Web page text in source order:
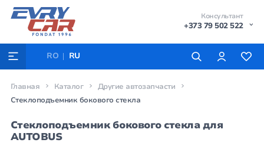
Консультант
+373 79 502 522
RO RU
Главная Каталог
Другие автозапчасти
Стеклоподъемник бокового стекла
Стеклоподъемник бокового стекла для
AUTOBUS